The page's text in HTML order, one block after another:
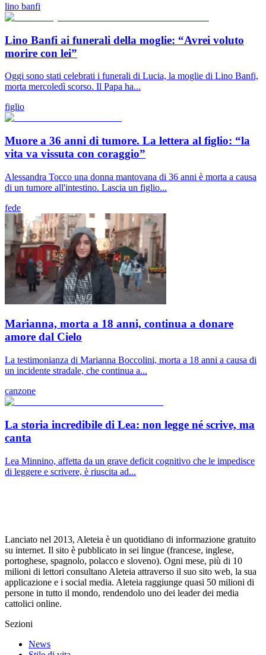
lino banfi
Lino Banfi ai funerali della moglie: “Avrei voluto
morire con lei”
Oggi sono stati celebrati i funerali di Lucia, la moglie di Lino Banfi,
morta mercoledì scorso. Il Papa ha...
figlio
Muore a 36 anni di tumore. La lettera al figlio: “la
vita va vissuta con coraggio”
Alessandra Tocco una donna mantovana di 36 anni è morta a causa
di un tumore all'intestino. Lascia un figlio...
fede
Marianna, morta a 18 anni, continua a donare
amore dal Cielo
La testimonianza di Marianna Boccolini, morta a 18 anni a causa di
un incidente stradale, che continua a...
canzone
La storia incredibile di Lea: non legge né scrive, ma
canta
Lea Minnino, affetta da un grave deficit cognitivo che le impedisce
di leggere e scrivere, è riuscita ad...
Lanciato nel 2013, Aleteia è un quotidiano di informazione gratuito
su internet. Il sito è pubblicato in sei lingue (francese, inglese,
portoghese, spagnolo, polacco e sloveno). Ogni mese, più di 10
milioni di lettori consultano Aleteia attraverso il suo sito web, la sua
applicazione e i social media. Aleteia raggiunge quasi 50 milioni di
persone in tutto il mondo, rendendolo uno dei leader dei media
cattolici online.
Sezioni
News